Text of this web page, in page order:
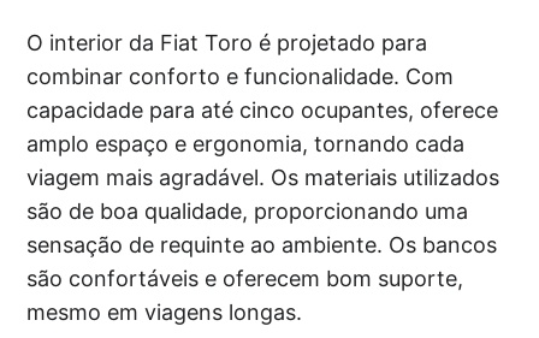
O interior da Fiat Toro é projetado para
combinar conforto e funcionalidade. Com
capacidade para até cinco ocupantes, oferece
amplo espaço e ergonomia, tornando cada
viagem mais agradável. Os materiais utilizados
são de boa qualidade, proporcionando uma
sensação de requinte ao ambiente. Os bancos
são confortáveis e oferecem bom suporte,
mesmo em viagens longas.